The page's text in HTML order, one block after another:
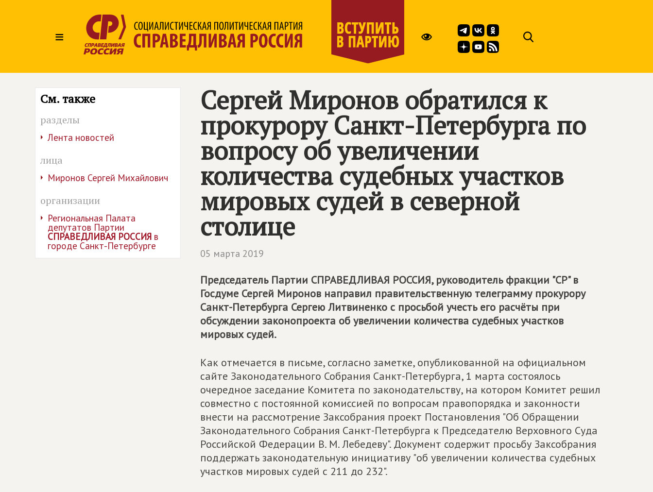
≡
См. также
разделы
Лента новостей
лица
Миронов Сергей Михайлович
организации
Региональная Палата
депутатов Партии
СПРАВЕДЛИВАЯ РОССИЯ в
городе Санкт-Петербурге
Сергей Миронов обратился к
прокурору Санкт-Петербурга по
вопросу об увеличении
количества судебных участков
мировых судей в северной
столице
05 марта 2019
Председатель Партии СПРАВЕДЛИВАЯ РОССИЯ, руководитель фракции "СР" в
Госдуме Сергей Миронов направил правительственную телеграмму прокурору
Санкт-Петербурга Сергею Литвиненко с просьбой учесть его расчёты при
обсуждении законопроекта об увеличении количества судебных участков
мировых судей.
Как отмечается в письме, согласно заметке, опубликованной на официальном
сайте Законодательного Собрания Санкт-Петербурга, 1 марта состоялось
очередное заседание Комитета по законодательству, на котором Комитет решил
совместно с постоянной комиссией по вопросам правопорядка и законности
внести на рассмотрение Заксобрания проект Постановления "Об Обращении
Законодательного Собрания Санкт-Петербурга к Председателю Верховного Суда
Российской Федерации В. М. Лебедеву". Документ содержит просьбу Заксобрания
поддержать законодательную инициативу "об увеличении количества судебных
участков мировых судей с 211 до 232".